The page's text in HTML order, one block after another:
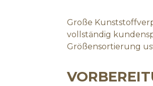
Große
vollständig
Größensortierung